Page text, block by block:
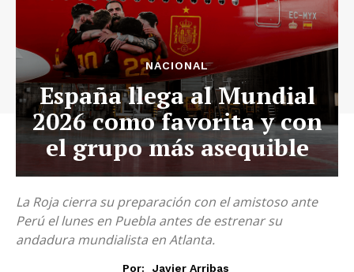
NACIONAL
España llega al Mundial
2026 como favorita y con
el grupo más asequible
La Roja cierra su preparación con el amistoso ante
Perú el lunes en Puebla antes de estrenar su
andadura mundialista en Atlanta.
Por: Javier Arribas